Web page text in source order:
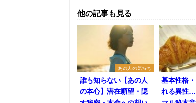
他の記事も見る
あの人の気持ち
誰も知らない【あの人
の本心】潜在願望・隠
基本性格
れる異性…